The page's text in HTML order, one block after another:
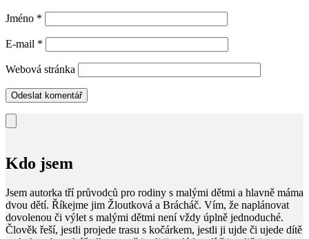
Jméno *
E-mail *
Webová stránka
Kdo jsem
Jsem autorka tří průvodců pro rodiny s malými dětmi a hlavně máma
dvou dětí. Říkejme jim Žloutková a Brácháč. Vím, že naplánovat
dovolenou či výlet s malými dětmi není vždy úplně jednoduché.
Člověk řeší, jestli projede trasu s kočárkem, jestli ji ujde či ujede dítě